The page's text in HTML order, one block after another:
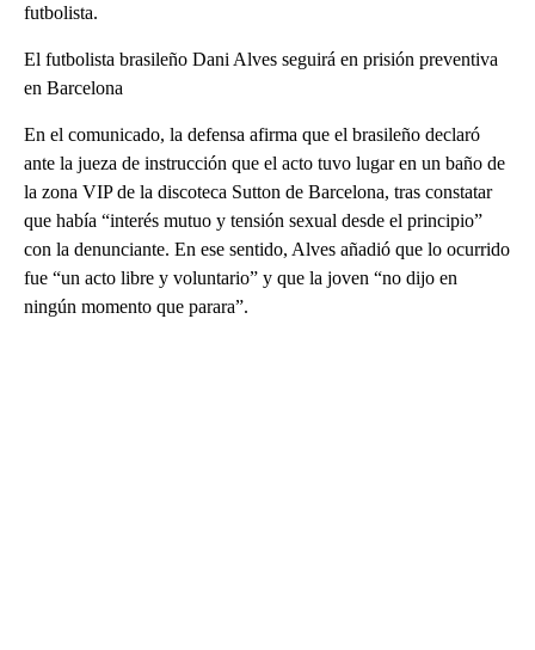
futbolista.
El futbolista brasileño Dani Alves seguirá en prisión preventiva
en Barcelona
En el comunicado, la defensa afirma que el brasileño declaró
ante la jueza de instrucción que el acto tuvo lugar en un baño de
la zona VIP de la discoteca Sutton de Barcelona, tras constatar
que había “interés mutuo y tensión sexual desde el principio”
con la denunciante. En ese sentido, Alves añadió que lo ocurrido
fue “un acto libre y voluntario” y que la joven “no dijo en
ningún momento que parara”.